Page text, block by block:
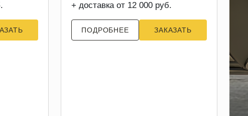
+ доставка от 12 000 руб.
ПОДРОБНЕЕ ЗАКАЗАТЬ